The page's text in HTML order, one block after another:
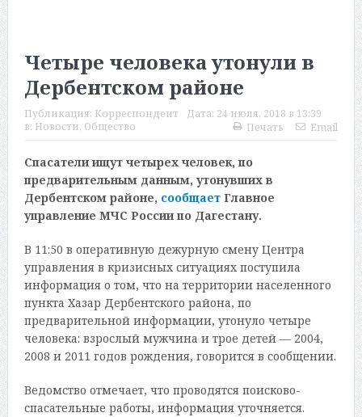
Четыре человека утонули в
Дербентском районе
Публикация: Корреспондент Дата: 24 июля, 2018 в 13:39
в: Новости, Общество Печать Email
Спасатели ищут четырех человек, по
предварительным данным, утонувших в
Дербентском районе, сообщаетГлавное
управление МЧС России по Дагестану.
В 11:50 в оперативную дежурную смену Центра
управления в кризисных ситуациях поступила
информация о том, что на территории населенного
пункта Хазар Дербентского района, по
предварительной информации, утонуло четыре
человека: взрослый мужчина и трое детей — 2004,
2008 и 2011 годов рождения, говорится в сообщении.
Ведомство отмечает, что проводятся поисково-
спасательные работы, информация уточняется.